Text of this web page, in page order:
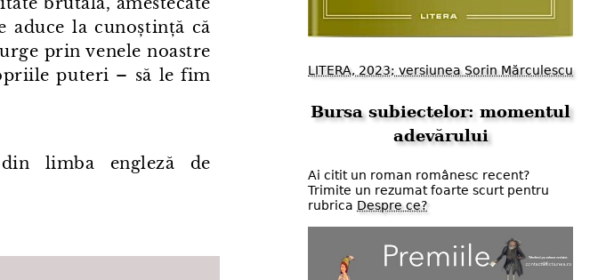
aduce la cunoștință că
prin venele noastre
puteri – să le fim
limba engleză de
LITERA, 2023; versiunea Sorin Mărculescu
Bursa subiectelor: momentul
adevărului
Ai citit un roman românesc recent?
Trimite un rezumat foarte scurt pentru
rubrica Despre ce?